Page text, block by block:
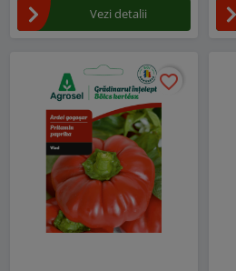
Vezi detalii
favorite_border
favorite_border